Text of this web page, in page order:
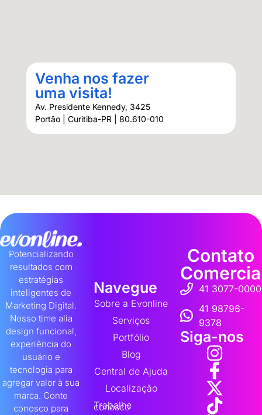
Venha nos fazer
uma visita!
Av. Presidente Kennedy, 3425
Portão | Curitiba-PR | 80.610-010
Potencializando
resultados com
estratégias
inteligentes de
Marketing Digital.
Nosso time alia
design funcional,
experiência do
usuário e
tecnologia para
agregar valor à sua
marca. Conte
conosco para
Navegue
Sobre a Evonline
Serviços
Portfólio
Blog
Central de Ajuda
Localização
Trabalhe
conosco
Contato
41 3077-0000
41 98796-
9378
Siga-nos